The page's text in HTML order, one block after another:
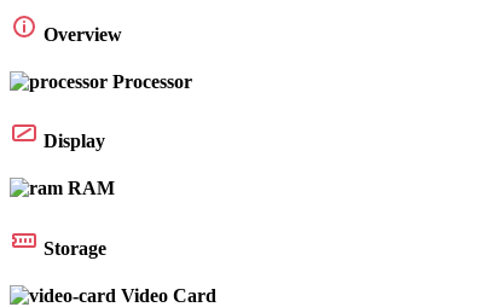
Overview
Processor
Display
RAM
Storage
Video Card